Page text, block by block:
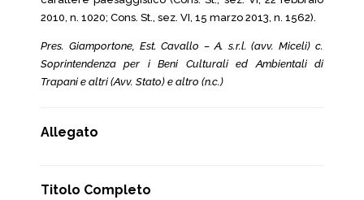
2010, n. 1020; Cons. St., sez. VI, 15 marzo 2013, n. 1562).
Pres. Giamportone, Est. Cavallo – A. s.r.l. (avv. Miceli) c.
Soprintendenza per i Beni Culturali ed Ambientali di
Trapani e altri (Avv. Stato) e altro (n.c.)
Allegato
Titolo Completo